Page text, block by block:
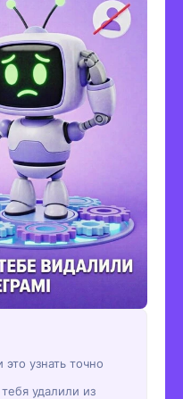
узнать точно
удалили из